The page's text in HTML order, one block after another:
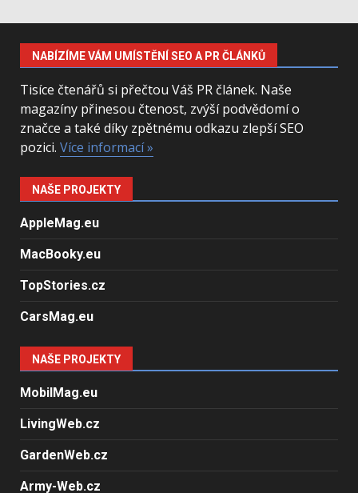
NABÍZÍME VÁM UMÍSTĚNÍ SEO A PR ČLÁNKŮ
Tisíce čtenářů si přečtou Váš PR článek. Naše
magazíny přinesou čtenost, zvýší podvědomí o
značce a také díky zpětnému odkazu zlepší SEO
pozici. Více informací »
NAŠE PROJEKTY
AppleMag.eu
MacBooky.eu
TopStories.cz
CarsMag.eu
NAŠE PROJEKTY
MobilMag.eu
LivingWeb.cz
GardenWeb.cz
Army-Web.cz